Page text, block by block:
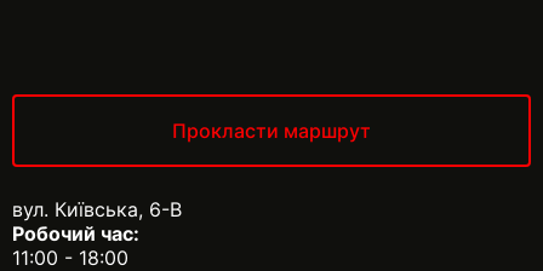
Прокласти маршрут
вул. Київська, 6-В
Робочий час:
11:00 - 18:00